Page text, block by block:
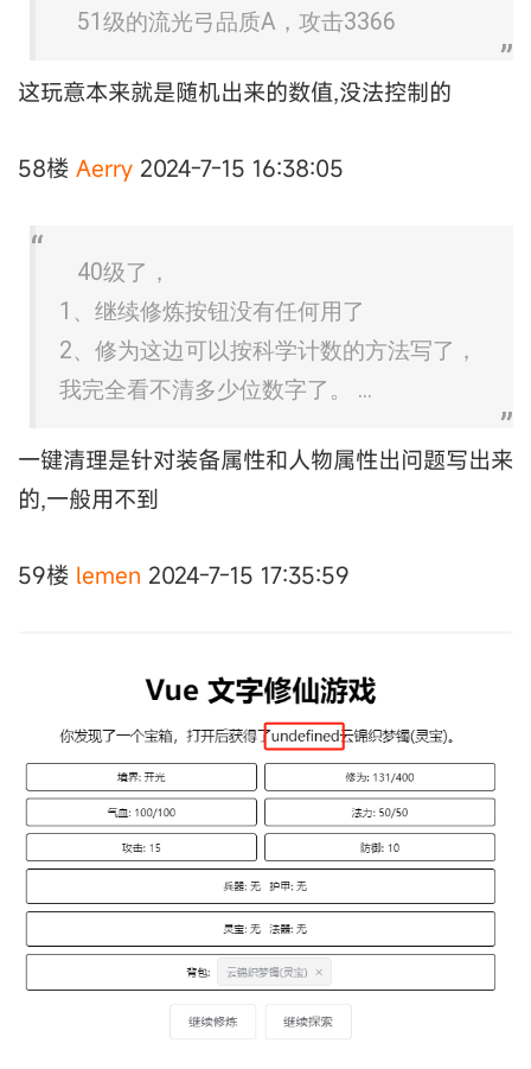
51级的流光弓品质A，攻击3366
这玩意本来就是随机出来的数值,没法控制的
58楼 Aerry 2024-7-15 16:38:05
40级了，
1、继续修炼按钮没有任何用了
2、修为这边可以按科学计数的方法写了，
我完全看不清多少位数字了。 ...
一键清理是针对装备属性和人物属性出问题写出来
的,一般用不到
59楼 lemen 2024-7-15 17:35:59